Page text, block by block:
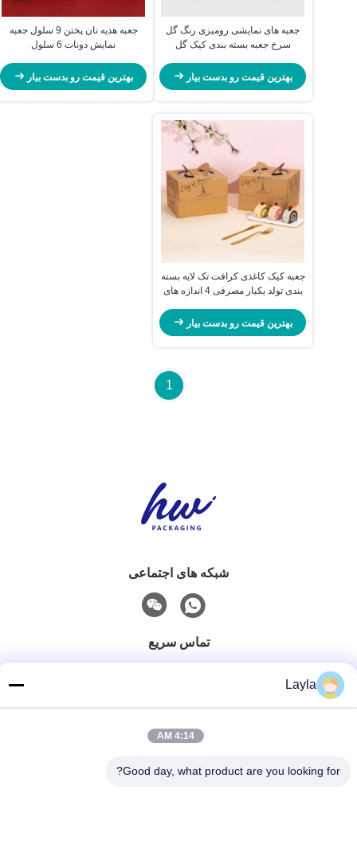
جعبه های نمایشی رومیزی رنگ گل
سرخ جعبه بسته بندی کیک گل
بهترین قیمت رو بدست بیار
جعبه هدیه نان پختن 9 سلول جعبه
نمایش دونات 6 سلول
بهترین قیمت رو بدست بیار
جعبه کیک کاغذی کرافت تک لایه بسته
بندی تولد یکبار مصرفی 4 اندازه های
افق الگوی جعبه نانوایی دوستانه
محیط زیست
بهترین قیمت رو بدست بیار
1
شبکه های اجتماعی
تماس سریع
تلفن
ایمیل
Layla
4:14 AM
Good day, what product are you looking for?